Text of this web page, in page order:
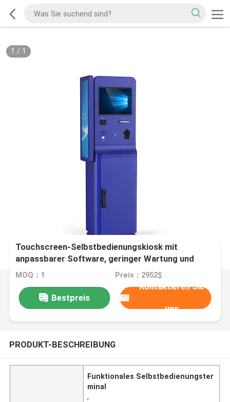
1 / 1
Touchscreen-Selbstbedienungskiosk mit
anpassbarer Software, geringer Wartung und
Multi-Payment-Funktionalität
MOQ：1 Preis：2952$
Bestpreis
Kontaktieren Sie
uns
PRODUKT-BESCHREIBUNG
Funktionales Selbstbedienungster
minal
,